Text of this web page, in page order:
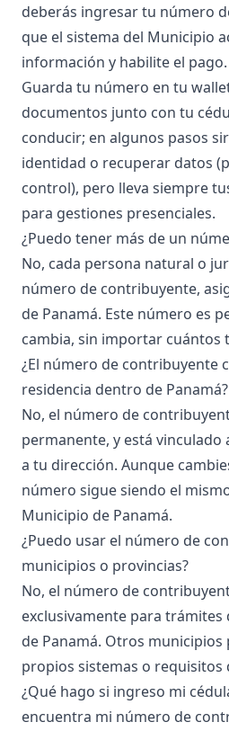
deberás ingresar tu número
que el sistema del Municipio
información y habilite el pago.
Guarda tu número en tu
documentos junto con tu
conducir; en algunos pasos
identidad o recuperar datos
control), pero lleva siempre
para gestiones presenciales.
¿Puedo tener más de un
No, cada persona natural o
número de contribuyente,
de Panamá. Este número es
cambia, sin importar cuántos
¿El número de contribuyente
residencia dentro de Panamá?
No, el número de
permanente, y está vinculado
a tu dirección. Aunque
número sigue siendo el
Municipio de Panamá.
¿Puedo usar el número de
municipios o provincias?
No, el número de
exclusivamente para
de Panamá. Otros municipios
propios sistemas o requisitos
¿Qué hago si ingreso mi
encuentra mi número de